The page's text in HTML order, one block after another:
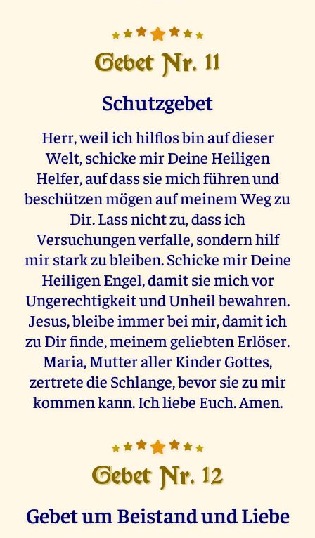
Gebet Nr. 11
Schutzgebet
Herr, weil ich hilflos bin auf dieser
Welt, schicke mir Deine Heiligen
Helfer, auf dass sie mich führen und
beschützen mögen auf meinem Weg zu
Dir. Lass nicht zu, dass ich
Versuchungen verfalle, sondern hilf
mir stark zu bleiben. Schicke mir Deine
Heiligen Engel, damit sie mich vor
Ungerechtigkeit und Unheil bewahren.
Jesus, bleibe immer bei mir, damit ich
zu Dir finde, meinem geliebten Erlöser.
Maria, Mutter aller Kinder Gottes,
zertrete die Schlange, bevor sie zu mir
kommen kann. Ich liebe Euch. Amen.
Gebet Nr. 12
Gebet um Beistand und Liebe